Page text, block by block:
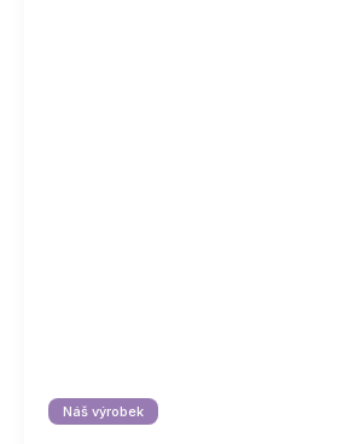
Náš výrobek